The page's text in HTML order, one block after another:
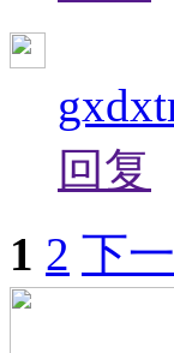
回复
1 2 下